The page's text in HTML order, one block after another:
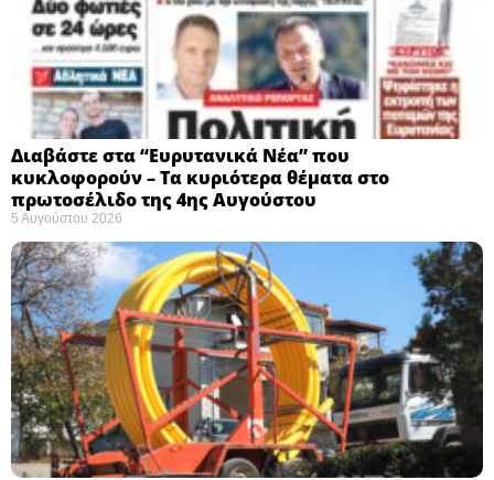
Διαβάστε στα “Ευρυτανικά Νέα” που
κυκλοφορούν – Τα κυριότερα θέματα στο
πρωτοσέλιδο της 4ης Αυγούστου
5 Αυγούστου 2026